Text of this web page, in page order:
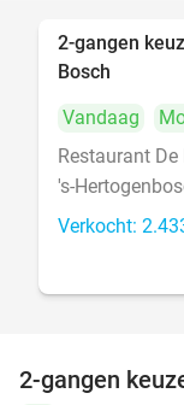
2-gangen
Bosch
Vandaag
Restaurant De
's-
Verkocht:
2-gangen